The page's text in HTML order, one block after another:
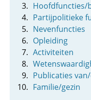
Hoofdfuncties/
Partijpolitieke
Nevenfuncties
Opleiding
Activiteiten
Publicaties
Familie/gezin